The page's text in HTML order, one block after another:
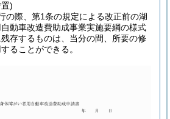
)
の際、第1条の規定による改正前の湖
動車改造費助成事業実施要綱の様式
存するものは、当分の間、所要の修
ることができる。